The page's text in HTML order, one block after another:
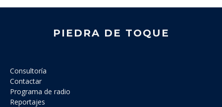
PIEDRA DE TOQUE
Consultoría
Contactar
Programa de radio
Reportajes